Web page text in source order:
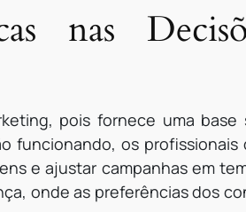
nas
pois fornece uma base
funcionando, os profissionais
e ajustar campanhas em
onde as preferências dos